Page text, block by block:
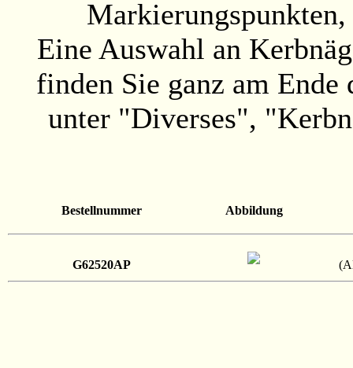
Eine Auswahl an
finden Sie ganz am
unter "Diverses",
Bestellnummer Abbildung
G62520AP